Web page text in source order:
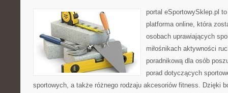
portal eSportowySklep.pl
platforma online, która
osobach uprawiających
miłośnikach aktywności
poradnikową dla osób
porad dotyczących
sportowych, a także różnego rodzaju akcesoriów fitness. Dzięki